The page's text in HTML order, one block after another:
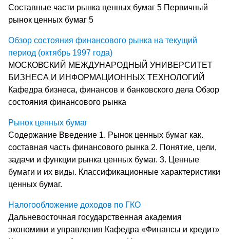
Составные части рынка ценных бумаг 5 Первичный
рынок ценных бумаг 5
Обзор состояния финансового рынка на текущий
период (октябрь 1997 года)
МОСКОВСКИЙ МЕЖДУНАРОДНЫЙ УНИВЕРСИТЕТ
БИЗНЕСА И ИНФОРМАЦИОННЫХ ТЕХНОЛОГИЙ
Кафедра бизнеса, финансов и банковского дела Обзор
состояния финансового рынка
Рынок ценных бумаг
Содержание Введение 1. Рынок ценных бумаг как.
составная часть финансового рынка 2. Понятие, цели,
задачи и функции рынка ценных бумаг. 3. Ценные
бумаги и их виды. Классификационные характеристики
ценных бумаг.
Налогообложение доходов по ГКО
Дальневосточная государственная академия
экономики и управления Кафедра «Финансы и кредит»